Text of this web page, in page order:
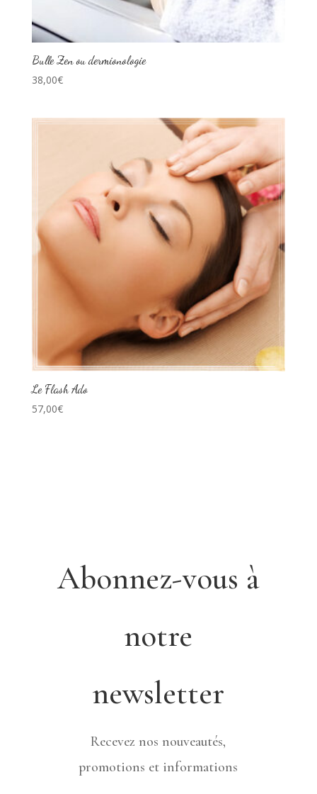
Bulle Zen ou dermionologie
38,00€
Le Flash Ado
57,00€
Abonnez-vous à
notre
newsletter
Recevez nos nouveautés,
promotions et informations